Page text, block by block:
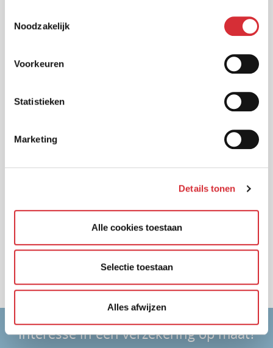
Noodzakelijk
Voorkeuren
Statistieken
Marketing
Details tonen
Alle cookies toestaan
Selectie toestaan
Alles afwijzen
hier uw werknemersgegevens actueel houden en ziek- en beter
meldingen doorvoeren. Lukt het inloggen niet? Neem dan
contact op met de afdeling acceptatie Inkomen via 072 5 181
963.
Turien & Co en adviseur
Agentschap aanvragen
Mijn Turien
Interesse in een verzekering op maat?